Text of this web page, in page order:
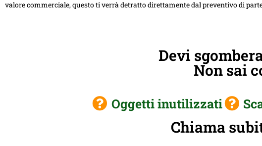
valore commerciale, questo ti verrà detratto direttamente dal preventivo di
Devi
Non sai
Oggetti inutilizzati
Chiama